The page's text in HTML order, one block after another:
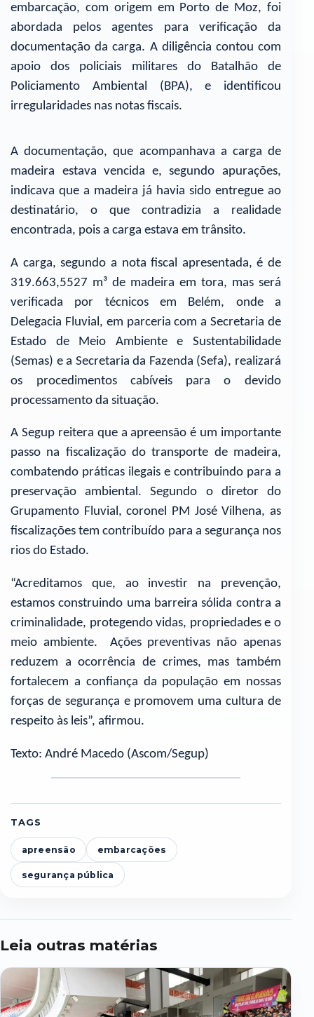
embarcação, com origem em Porto de Moz, foi
abordada pelos agentes para verificação da
documentação da carga. A diligência contou com
apoio dos policiais militares do Batalhão de
Policiamento Ambiental (BPA), e identificou
irregularidades nas notas fiscais.
A documentação, que acompanhava a carga de
madeira estava vencida e, segundo apurações,
indicava que a madeira já havia sido entregue ao
destinatário, o que contradizia a realidade
encontrada, pois a carga estava em trânsito.
A carga, segundo a nota fiscal apresentada, é de
319.663,5527 m³ de madeira em tora, mas será
verificada por técnicos em Belém, onde a
Delegacia Fluvial, em parceria com a Secretaria de
Estado de Meio Ambiente e Sustentabilidade
(Semas) e a Secretaria da Fazenda (Sefa), realizará
os procedimentos cabíveis para o devido
processamento da situação.
A Segup reitera que a apreensão é um importante
passo na fiscalização do transporte de madeira,
combatendo práticas ilegais e contribuindo para a
preservação ambiental. Segundo o diretor do
Grupamento Fluvial, coronel PM José Vilhena, as
fiscalizações tem contribuído para a segurança nos
rios do Estado.
“Acreditamos que, ao investir na prevenção,
estamos construindo uma barreira sólida contra a
criminalidade, protegendo vidas, propriedades e o
meio ambiente. Ações preventivas não apenas
reduzem a ocorrência de crimes, mas também
fortalecem a confiança da população em nossas
forças de segurança e promovem uma cultura de
respeito às leis”, afirmou.
Texto: André Macedo (Ascom/Segup)
TAGS
apreensão embarcações
segurança pública
Leia outras matérias